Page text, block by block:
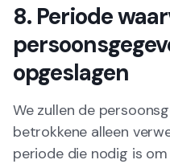
8. Periode
opgeslagen
We zullen de
betrokkene alleen
periode die nodig is